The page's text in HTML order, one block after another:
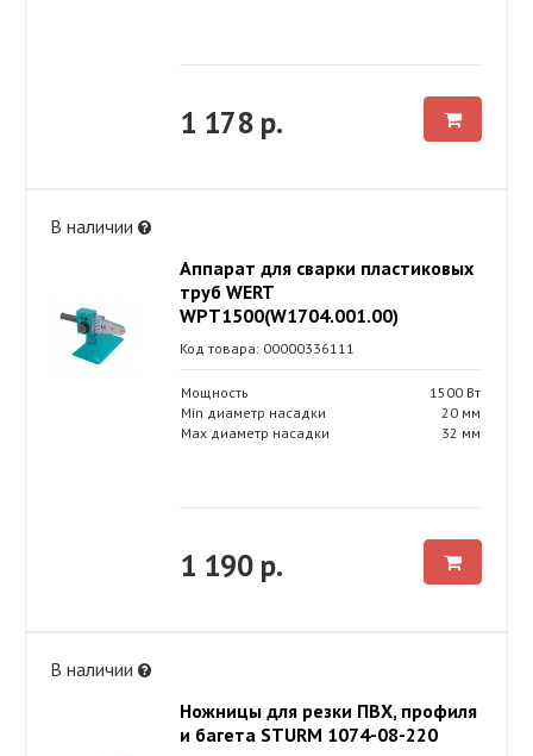
1 178 р.
В наличии
Аппарат для сварки пластиковых
труб WERT
WPT1500(W1704.001.00)
Код товара: 00000336111
Мощность
1500 Вт
Min диаметр насадки
20 мм
Max диаметр насадки
32 мм
1 190 р.
В наличии
Ножницы для резки ПВХ, профиля
и багета STURM 1074-08-220